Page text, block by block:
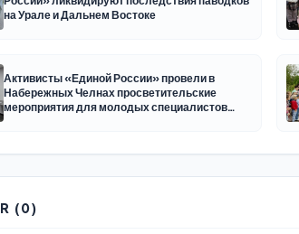
на Урале и Дальнем Востоке
Активисты «Единой России» провели в
Набережных Челнах просветительские
мероприятия для молодых специалистов
(0)